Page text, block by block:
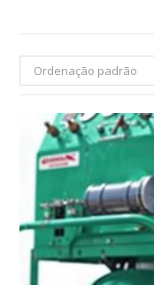
Ordenação padrão